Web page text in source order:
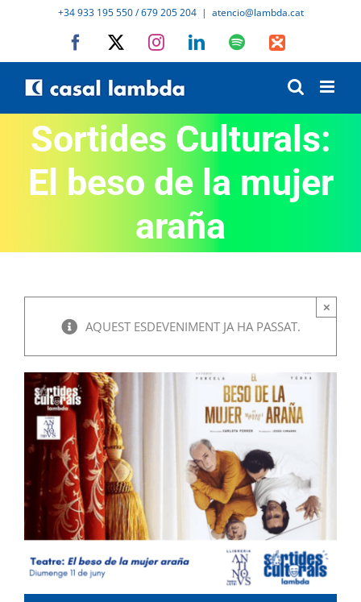
+34 933 195 550 / 679 205 204 | atencio@lambda.cat
Facebook InstagramLinkedInSpotifyIVoox
Sortides Culturals:
El beso de la mujer
araña
AQUEST ESDEVENIMENT JA HA PASSAT.
×